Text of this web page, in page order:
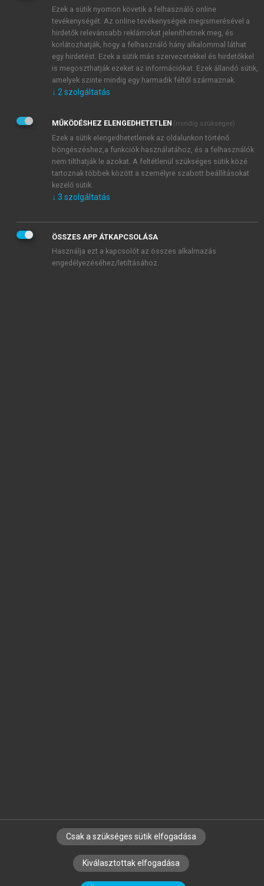
JELSZÓ ÚJRA
Kérek értesítést a MeRSZ újdonságairól, akcióiról.
Kérek értesítést az Akadémiai Kiadó Zrt. újdonságairól,
Adatkezelési tájékoztatóbanfoglaltakat tudomásul
veszem és elfogadom.
Általános vásárlási feltételeket, valamint a szotar.netés a
mersz.huoldalak licencszerződéseiben foglaltakat
tudomásul veszem és elfogadom.
KIPRÓBÁLOM
SZERZŐKNEK CÉGEKNEK KÖNYVTÁROSOKNAK
SZERKESZTÉSI ÉS LEKTORÁLÁSI ALAPELVEK
Ezek a sütik nyomon követik a felhasználó online
tevékenységét. Az online tevékenységek megismerésével a
hirdetők relevánsabb reklámokat jeleníthetnek meg, és
korlátozhatják, hogy a felhasználó hány alkalommal láthat
egy hirdetést. Ezek a sütik más szervezetekkel és hirdetőkkel
is megoszthatják ezeket az információkat. Ezek állandó sütik,
amelyek szinte mindig egy harmadik féltől származnak.
↓ 2 szolgáltatás
MŰKÖDÉSHEZ ELENGEDHETETLEN (mindig szükséges)
Ezek a sütik elengedhetetlenek az oldalunkon történő
böngészéshez,a funkciók használatához, és a felhasználók
nem tilthatják le azokat. A feltétlenül szükséges sütik közé
tartoznak többek között a személyre szabott beállításokat
kezelő sütik.
↓ 3 szolgáltatás
ÖSSZES APP ÁTKAPCSOLÁSA
Használja ezt a kapcsolót az összes alkalmazás
engedélyezéséhez/letiltásához.
Csak a szükséges sütik elfogadása
Kiválasztottak elfogadása